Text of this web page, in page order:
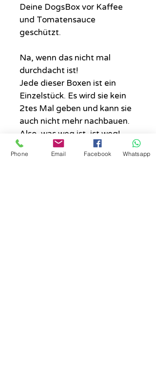
Deine DogsBox vor Kaffee
und Tomatensauce
geschützt.
Na, wenn das nicht mal
durchdacht ist!
Jede dieser Boxen ist ein
Einzelstück. Es wird sie kein
2tes Mal geben und kann sie
auch nicht mehr nachbauen.
Also, was weg ist, ist weg!
Maße: ca. 40x12cm.
Phone Email Facebook Whatsapp